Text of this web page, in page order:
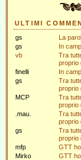
ULTIMI
gs
La
gs
In
vb
Tra
proprio
finelli
In
gs
Tra
proprio
MCP
Tra
proprio
.mau.
Tra
proprio
gs
Tra
proprio
mfp
GTT
Mirko
GTT